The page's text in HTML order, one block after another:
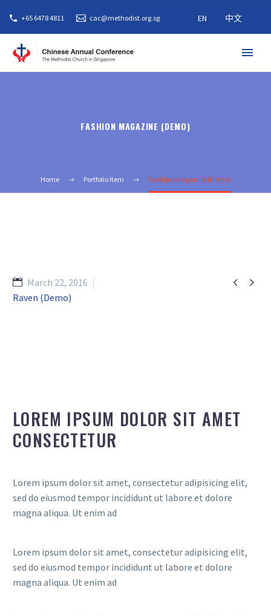
+65 6478 4811 cac@methodist.org.sg EN 中文
FASHION MAGAZINE (DEMO)
Home Portfolio Item Fashion magazine (Demo)
 
March 22, 2016
Raven (Demo)
LOREM IPSUM DOLOR SIT AMET
CONSECTETUR
Lorem ipsum dolor sit amet, consectetur adipisicing elit,
sed do eiusmod tempor incididunt ut labore et dolore
magna aliqua. Ut enim ad
Lorem ipsum dolor sit amet, consectetur adipisicing elit,
sed do eiusmod tempor incididunt ut labore et dolore
magna aliqua. Ut enim ad